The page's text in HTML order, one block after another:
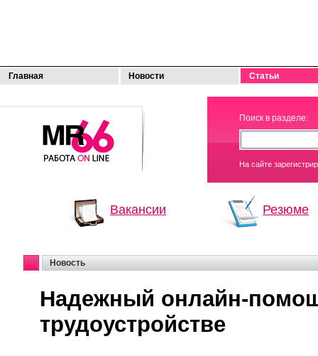
Главная Новости Статьи
МОЯ
РАБОТА
Поиск в разделе:
На сайте
Вакансии Резюме
Новость
Надежный онлайн-
трудоустройстве